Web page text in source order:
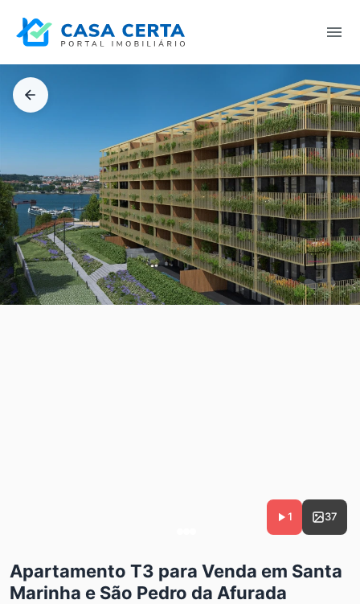
1 37
Apartamento T3 para Venda em Santa
Marinha e São Pedro da Afurada